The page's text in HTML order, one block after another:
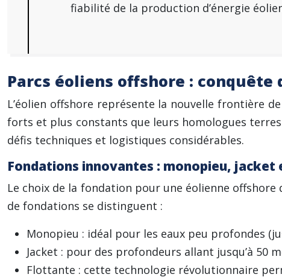
fiabilité de la production d’énergie
Parcs éoliens offshore : conquête
L’éolien offshore représente la nouvelle frontière
forts et plus constants que leurs homologues
défis techniques et logistiques considérables.
Fondations innovantes : monopieu,
Le choix de la fondation pour une éolienne
de fondations se distinguent :
Monopieu : idéal pour les eaux peu profondes
Jacket : pour des profondeurs allant jusqu’à
Flottante : cette technologie révolutionnaire